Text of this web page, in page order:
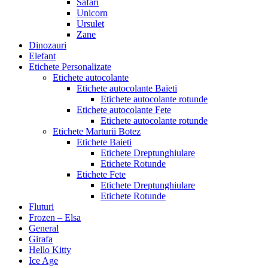
Safari
Unicorn
Ursulet
Zane
Dinozauri
Elefant
Etichete Personalizate
Etichete autocolante
Etichete autocolante Baieti
Etichete autocolante rotunde
Etichete autocolante Fete
Etichete autocolante rotunde
Etichete Marturii Botez
Etichete Baieti
Etichete Dreptunghiulare
Etichete Rotunde
Etichete Fete
Etichete Dreptunghiulare
Etichete Rotunde
Fluturi
Frozen – Elsa
General
Girafa
Hello Kitty
Ice Age